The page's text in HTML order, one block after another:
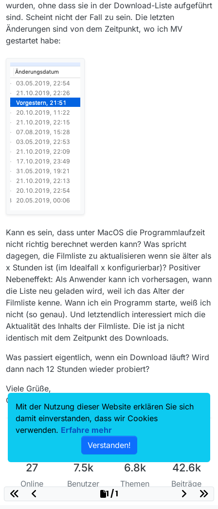
wurden, ohne dass sie in der Download-Liste aufgeführt
sind. Scheint nicht der Fall zu sein. Die letzten
Änderungen sind von dem Zeitpunkt, wo ich MV
gestartet habe:
Kann es sein, dass unter MacOS die Programmlaufzeit
nicht richtig berechnet werden kann? Was spricht
dagegen, die Filmliste zu aktualisieren wenn sie älter als
x Stunden ist (im Idealfall x konfigurierbar)? Positiver
Nebeneffekt: Als Anwender kann ich vorhersagen, wann
die Liste neu geladen wird, weil ich das Alter der
Filmliste kenne. Wann ich ein Programm starte, weiß ich
nicht (so genau). Und letztendlich interessiert mich die
Aktualität des Inhalts der Filmliste. Die ist ja nicht
identisch mit dem Zeitpunkt des Downloads.
Was passiert eigentlich, wenn ein Download läuft? Wird
dann nach 12 Stunden wieder probiert?
Viele Grüße,
Glen
27
Online
7.5k
Benutzer
6.8k
Themen
42.6k
Beiträge
1 / 1
Mit der Nutzung dieser Website erklären Sie sich
damit einverstanden, dass wir Cookies
verwenden. Erfahre mehr
Verstanden!